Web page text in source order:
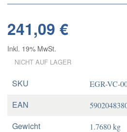
241,09 €
Inkl. 19% MwSt.
NICHT AUF LAGER
SKU EGR-VC-
EAN
Gewicht 1.7680 kg